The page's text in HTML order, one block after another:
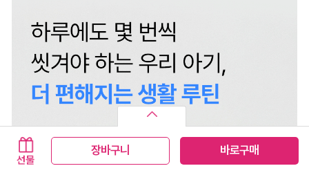
장바구니 바로구매